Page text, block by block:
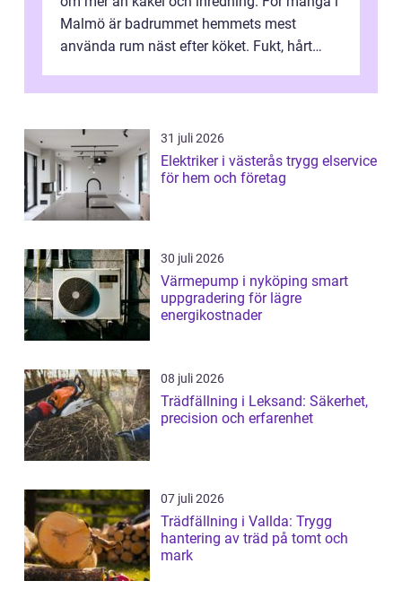
Malmö är badrummet hemmets mest
använda rum näst efter köket. Fukt, hårt
...
31 juli 2026
Elektriker i västerås trygg elservice
för hem och företag
30 juli 2026
Värmepump i nyköping smart
uppgradering för lägre
energikostnader
08 juli 2026
Trädfällning i Leksand: Säkerhet,
precision och erfarenhet
07 juli 2026
Trädfällning i Vallda: Trygg
hantering av träd på tomt och
mark